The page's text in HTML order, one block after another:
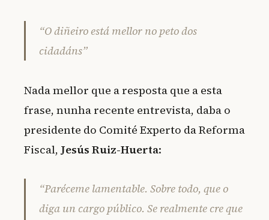
“O diñeiro está mellor no peto dos
cidadáns”
Nada mellor que a resposta que a esta
frase, nunha recente entrevista, daba o
presidente do Comité Experto da Reforma
Fiscal, Jesús Ruiz-Huerta:
“Paréceme lamentable. Sobre todo, que o
diga un cargo público. Se realmente cre que